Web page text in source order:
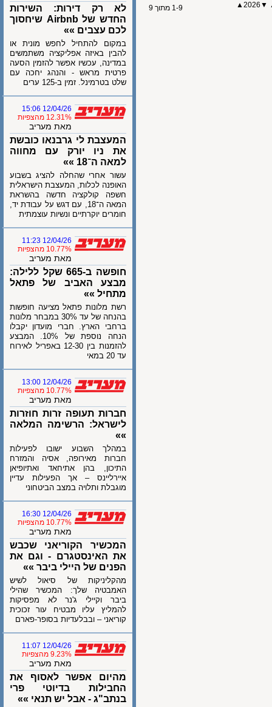
2026▲
לא רק דירות: השירות
החדש של Airbnb שיחסוך
לכם עצבים »»
במקום להתחיל לחפש מונית או
להבין באיזה אפליקציה משתמשים
במדינה, עכשיו אפשר להזמין הסעה
פרטית מראש - והנהג יחכה עם
שלט בטרמינל. זמין ב-125 ערים
12/04/26 15:06
12.31% מהצפיות
מאת מעריב
המעצבת לי גרבנאו כובשת
את ניו יורק עם מחווה
למאה ה־18 »»
עשור אחרי שהחלה להציג בשבוע
האופנה לכלות, המעצבת הישראלית
חשפה קולקציה חדשה בהשראת
המאה ה־18, עם דגש על עבודת יד,
חומרים יוקרתיים ונשיות עוצמתית
12/04/26 11:23
10.77% מהצפיות
מאת מעריב
חופשה ב-665 שקל ללילה:
מבצע האביב של פתאל
מתחיל »»
רשת מלונות פתאל מציעה חופשות
בהנחה של עד 30% במבחר מלונות
ברחבי הארץ. חברי מועדון יקבלו
הנחה נוספת של 10%. המבצע
להזמנות בין 12-30 באפריל לאירוח
12/04/26 13:00
10.77% מהצפיות
מאת מעריב
חברות תעופה זרות חוזרות
לישראל: הרשימה המלאה
במהלך השבוע ישובו לפעילות
חברות מאירופה, אסיה והמזרח
התיכון, בהן אתיחאד ואתיופיאן
איירליינס – אך הפעילות עדיין
מוגבלת ותלויה במצב הביטחוני
12/04/26 16:30
10.77% מהצפיות
מאת מעריב
המכשיר הקוריאני שכבש
את האינסטגרם - וגם את
הפנים של היילי ביבר »»
מהקליניקות של סיאול לשיש
האמבטיה שלך: המכשיר שהילי
ביבר וקיילי ג'נר לא מפסיקות
להמליץ עליו מבטיח עור זכוכית
קוריאני – ובבלעדיות בסופר-פארם
12/04/26 11:07
9.23% מהצפיות
מאת מעריב
מהיום אפשר לאסוף את
החבילות בדיוטי פרי
בנתב"ג - אבל יש תנאי »»